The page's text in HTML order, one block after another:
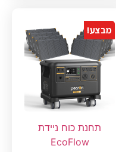
מבצע!
תחנת כוח ניידת
EcoFlow